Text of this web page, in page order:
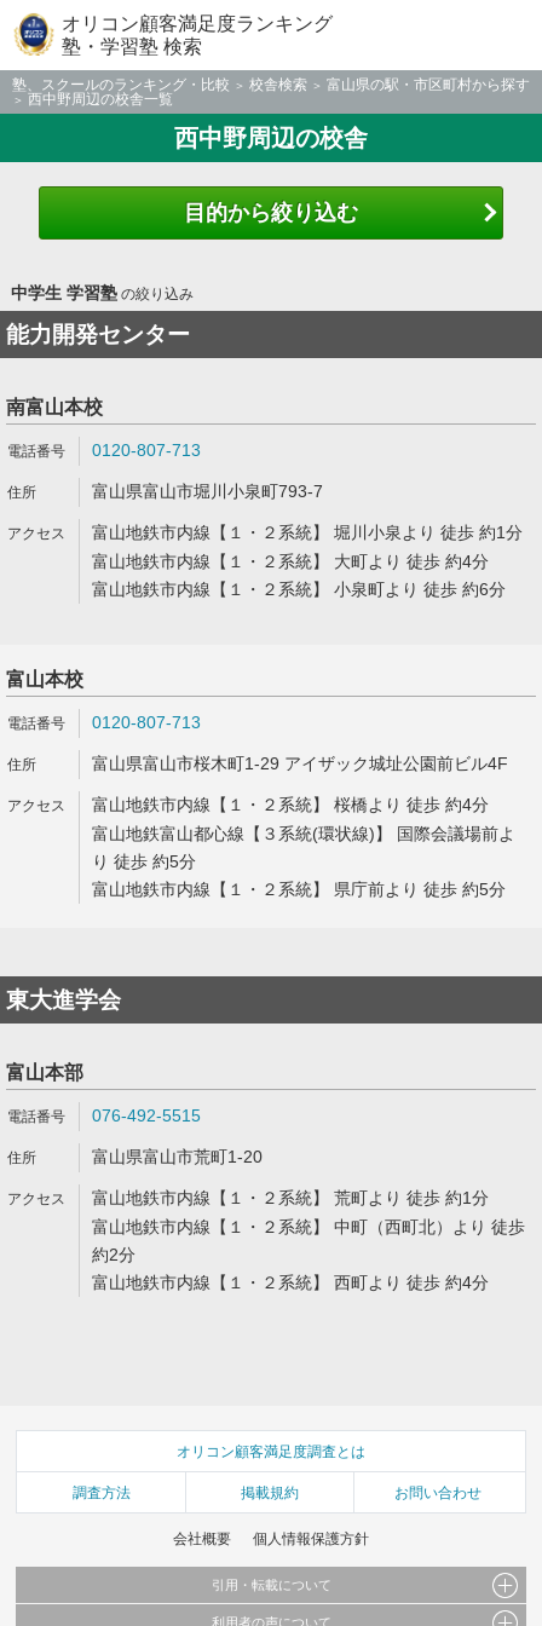
オリコン顧客満足度ランキング
塾・学習塾 検索
塾、スクールのランキング・比較 校舎検索
富山県の駅・市区町村から探す
西中野周辺の校舎一覧
西中野周辺の校舎
目的から絞り込む
中学生 学習塾の絞り込み
能力開発センター
南富山本校
0120-807-713
富山県富山市堀川小泉町793-7
富山地鉄市内線【１・２系統】 堀川小泉より 徒歩 約1分
富山地鉄市内線【１・２系統】 大町より 徒歩 約4分
富山地鉄市内線【１・２系統】 小泉町より 徒歩 約6分
富山本校
0120-807-713
富山県富山市桜木町1-29 アイザック城址公園前ビル4F
富山地鉄市内線【１・２系統】 桜橋より 徒歩 約4分
富山地鉄富山都心線【３系統(環状線)】 国際会議場前よ
り 徒歩 約5分
富山地鉄市内線【１・２系統】 県庁前より 徒歩 約5分
東大進学会
富山本部
076-492-5515
富山県富山市荒町1-20
富山地鉄市内線【１・２系統】 荒町より 徒歩 約1分
富山地鉄市内線【１・２系統】 中町（西町北）より 徒歩
約2分
富山地鉄市内線【１・２系統】 西町より 徒歩 約4分
オリコン顧客満足度調査とは
調査方法 掲載規約 お問い合わせ
会社概要 個人情報保護方針
引用・転載について
利用者の声について